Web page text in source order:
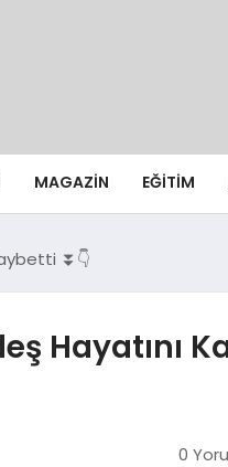
MAGAZIN EĞITIM
⏬👇
Hayatını
0